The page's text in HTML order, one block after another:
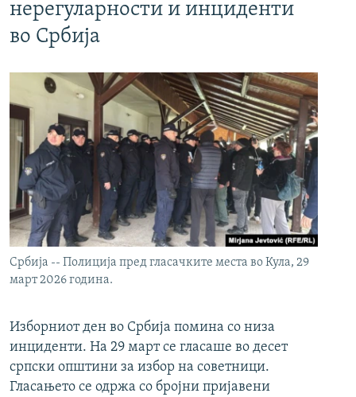
нерегуларности и инциденти
во Србија
Србија -- Полиција пред гласачките места во Кула, 29
март 2026 година.
Изборниот ден во Србија помина со низа
инциденти. На 29 март се гласаше во десет
српски општини за избор на советници.
Гласањето се одржа со бројни пријавени